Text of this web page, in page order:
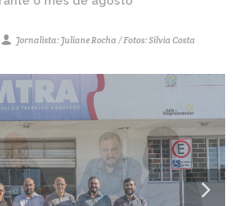
Jornalista: Juliane Rocha / Fotos: Silvia Costa